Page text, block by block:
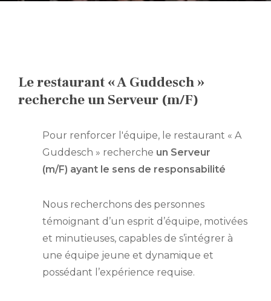
EN
Le restaurant « A Guddesch »
recherche un Serveur (m/F)
Pour renforcer l'équipe, le restaurant « A
Guddesch » recherche un Serveur
(m/F) ayant le sens de responsabilité
Nous recherchons des personnes
témoignant d’un esprit d’équipe, motivées
et minutieuses, capables de s’intégrer à
une équipe jeune et dynamique et
possédant l’expérience requise.